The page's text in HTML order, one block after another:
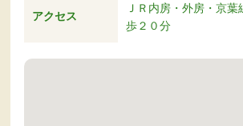
アクセス
ＪＲ内房・外房・京
歩２０分